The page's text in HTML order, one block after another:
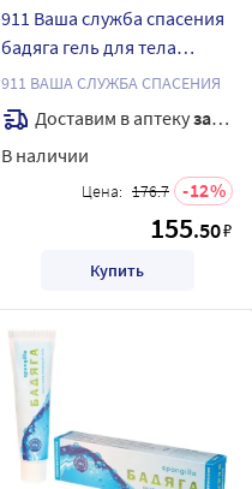
911 Ваша служба спасения
бадяга гель для тела
косметический 100 мл
911 ВАША СЛУЖБА СПАСЕНИЯ
Доставим в аптекузавтра
В наличии
Цена: 176.7 12
155.50₽
Купить